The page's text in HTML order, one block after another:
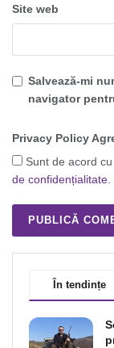
Site web
Salvează-mi
navigator
Privacy Policy
Sunt de acord
de confidențialitate.
În tendințe